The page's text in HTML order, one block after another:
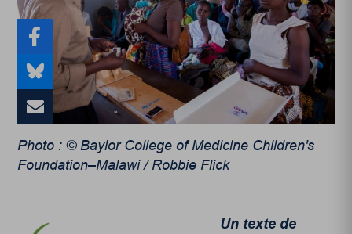
Photo : © Baylor College of Medicine Children's
Foundation–Malawi / Robbie Flick
Un texte de